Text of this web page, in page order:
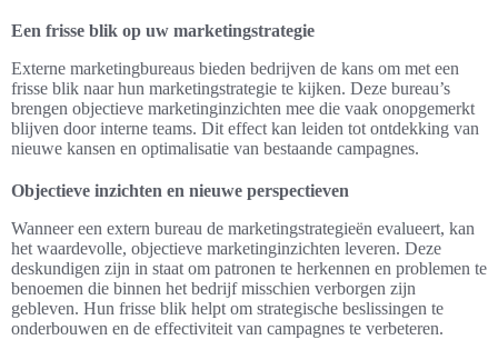
Een frisse blik op uw marketingstrategie
Externe marketingbureaus bieden bedrijven de kans om met een
frisse blik naar hun marketingstrategie te kijken. Deze bureau’s
brengen objectieve marketinginzichten mee die vaak onopgemerkt
blijven door interne teams. Dit effect kan leiden tot ontdekking van
nieuwe kansen en optimalisatie van bestaande campagnes.
Objectieve inzichten en nieuwe perspectieven
Wanneer een extern bureau de marketingstrategieën evalueert, kan
het waardevolle, objectieve marketinginzichten leveren. Deze
deskundigen zijn in staat om patronen te herkennen en problemen te
benoemen die binnen het bedrijf misschien verborgen zijn
gebleven. Hun frisse blik helpt om strategische beslissingen te
onderbouwen en de effectiviteit van campagnes te verbeteren.